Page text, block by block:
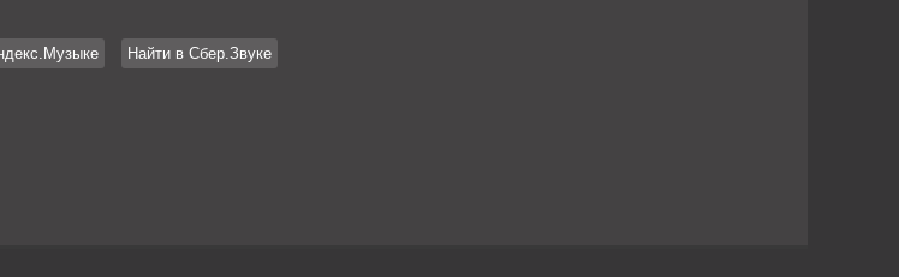
Найти в Сбер.Звуке